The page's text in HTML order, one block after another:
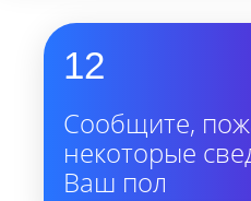
12
Сообщите,
некоторые
Ваш пол